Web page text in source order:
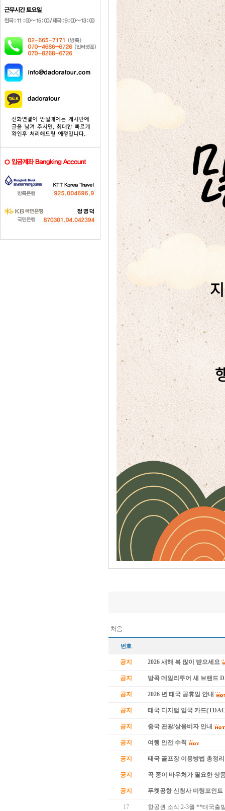
처음
번호
공지 2026 새해 복 많이 받으세요
공지 방콕 데일리투어 새 브랜드
공지 2026 년 태국 공휴일 안내
공지 태국 디지털 입국 카드
공지 중국 관광/상용비자 안내
공지 여행 안전 수칙
공지 태국 골프장 이용방법 총정리
공지 꼭 종이 바우처가 필요한 상
공지 푸켓공항 신청사 미팅포인트
17 항공권 소식 2-3월 **태국출